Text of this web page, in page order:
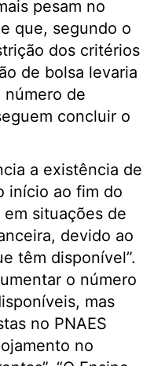
pesam no
que, segundo o
dos critérios
de bolsa levaria
número de
concluir o
a existência de
início ao fim do
situações de
devido ao
têm disponível”.
o número
mas
no PNAES
no